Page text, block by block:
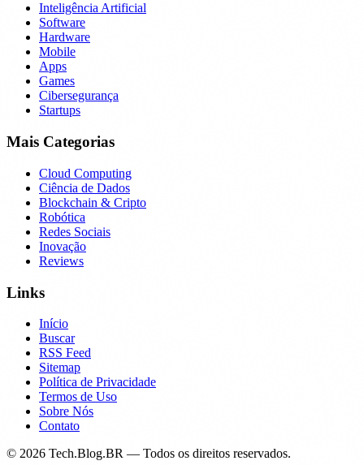
Inteligência Artificial
Software
Hardware
Mobile
Apps
Games
Cibersegurança
Startups
Mais Categorias
Cloud Computing
Ciência de Dados
Blockchain & Cripto
Robótica
Redes Sociais
Inovação
Reviews
Links
Início
Buscar
RSS Feed
Sitemap
Política de Privacidade
Termos de Uso
Sobre Nós
Contato
© 2026 Tech.Blog.BR — Todos os direitos reservados.